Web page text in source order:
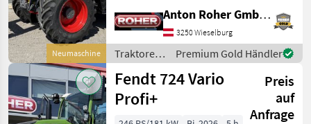
Neumaschine
Zapfwellendrehzahl:
540/540E/1000/1000E,
Höchstgeschwindigkeit in
km/h: 50 km/h, Aufla
Anton Roher GmbH (ACA Center Roher)
3250 Wieselburg
Traktoren
/ Fendt
Premium Gold Händler
Fendt 724 Vario
Profi+
Preis
auf
Anfrage